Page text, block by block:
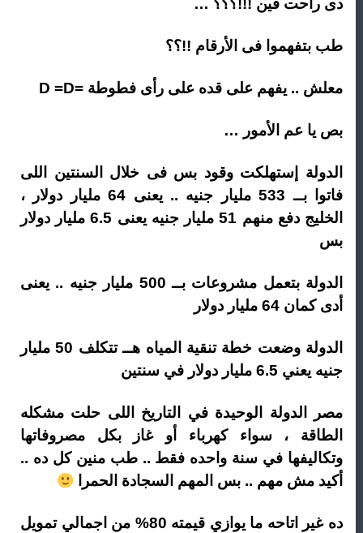
دى راحت فين !!!؟؟؟ …
طب بتفهموا فى الأرقام !!؟؟
معلش .. يفهم على قده على رأى فطوطة =D =D
بص يا عم الأمور …
الدولة إستهلكت وقود بس فى خلال السنتين اللى
فاتوا بــ 533 مليار جنيه .. يعنى 64 مليار دولار ،
الخليج دفع منهم 51 مليار جنيه يعنى 6.5 مليار دولار
بس
الدولة بتعمل مشروعات بــ 500 مليار جنيه .. يعنى
أدى كمان 64 مليار دولار
الدولة وضعت خطة تنقية المياه هــ تتكلف 50 مليار
جنيه يعني 6.5 مليار دولار في سنتين
مصر الدولة الوحيدة في التاريخ اللى حلت مشكله
الطاقة ، سواء كهرباء أو غاز بكل مصروفاتها
وتكاليفها في سنة واحده فقط .. طب منين كل ده ..
أكيد مش مهم .. بس المهم السجادة الحمرا
ده غير اتاحه ما يوازي قيمته 80% من اجمالي تمويل